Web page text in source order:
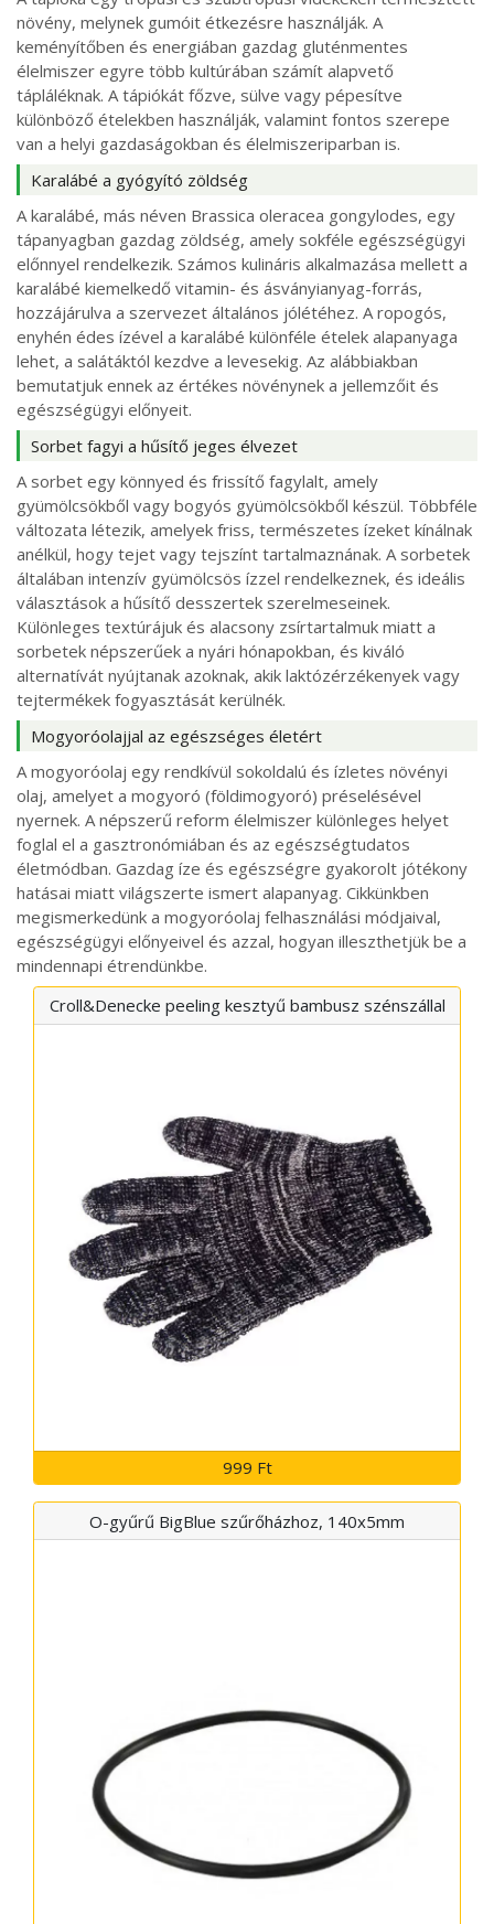
növény, melynek gumóit étkezésre használják. A
keményítőben és energiában gazdag gluténmentes
élelmiszer egyre több kultúrában számít alapvető
tápláléknak. A tápiókát főzve, sülve vagy pépesítve
különböző ételekben használják, valamint fontos szerepe
van a helyi gazdaságokban és élelmiszeriparban is.
Karalábé a gyógyító zöldség
A karalábé, más néven Brassica oleracea gongylodes, egy
tápanyagban gazdag zöldség, amely sokféle egészségügyi
előnnyel rendelkezik. Számos kulináris alkalmazása mellett a
karalábé kiemelkedő vitamin- és ásványianyag-forrás,
hozzájárulva a szervezet általános jólétéhez. A ropogós,
enyhén édes ízével a karalábé különféle ételek alapanyaga
lehet, a salátáktól kezdve a levesekig. Az alábbiakban
bemutatjuk ennek az értékes növénynek a jellemzőit és
egészségügyi előnyeit.
Sorbet fagyi a hűsítő jeges élvezet
A sorbet egy könnyed és frissítő fagylalt, amely
gyümölcsökből vagy bogyós gyümölcsökből készül. Többféle
változata létezik, amelyek friss, természetes ízeket kínálnak
anélkül, hogy tejet vagy tejszínt tartalmaznának. A sorbetek
általában intenzív gyümölcsös ízzel rendelkeznek, és ideális
választások a hűsítő desszertek szerelmeseinek.
Különleges textúrájuk és alacsony zsírtartalmuk miatt a
sorbetek népszerűek a nyári hónapokban, és kiváló
alternatívát nyújtanak azoknak, akik laktózérzékenyek vagy
tejtermékek fogyasztását kerülnék.
Mogyoróolajjal az egészséges életért
A mogyoróolaj egy rendkívül sokoldalú és ízletes növényi
olaj, amelyet a mogyoró (földimogyoró) préselésével
nyernek. A népszerű reform élelmiszer különleges helyet
foglal el a gasztronómiában és az egészségtudatos
életmódban. Gazdag íze és egészségre gyakorolt jótékony
hatásai miatt világszerte ismert alapanyag. Cikkünkben
megismerkedünk a mogyoróolaj felhasználási módjaival,
egészségügyi előnyeivel és azzal, hogyan illeszthetjük be a
mindennapi étrendünkbe.
Croll&Denecke peeling kesztyű bambusz szénszállal
999 Ft
O-gyűrű BigBlue szűrőházhoz, 140x5mm